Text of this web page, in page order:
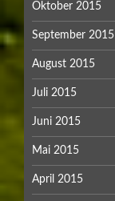
Oktober 2015
September 2015
August 2015
Juli 2015
Juni 2015
Mai 2015
April 2015